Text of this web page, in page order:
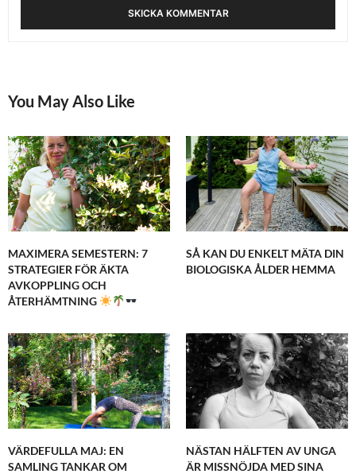
You May Also Like
MAXIMERA SEMESTERN: 7
STRATEGIER FÖR ÄKTA
AVKOPPLING OCH
ÅTERHÄMTNING
SÅ KAN DU ENKELT MÄTA DIN
BIOLOGISKA ÅLDER HEMMA
VÄRDEFULLA MAJ: EN
SAMLING TANKAR OM
NÄSTAN HÄLFTEN AV UNGA
ÄR MISSNÖJDA MED SINA